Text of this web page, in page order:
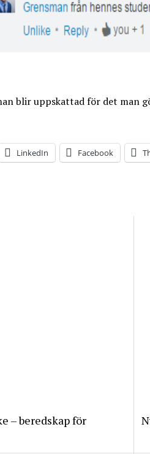
blir uppskattad för det man
LinkedIn Facebook
– beredskap för